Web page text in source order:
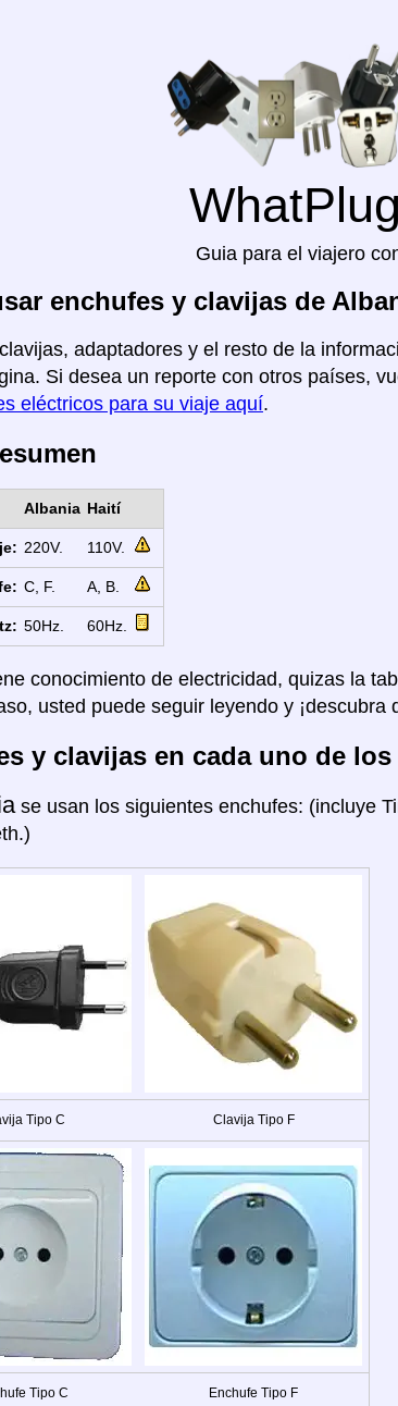
Guia para el viajero
enchufes y clavijas de
adaptadores y el resto de la
Si desea un reporte con otros países,
eléctricos para su viaje aquí.
Albania Haití
220V. 110V.
C, F. A, B.
50Hz. 60Hz.
conocimiento de electricidad, quizas la
usted puede seguir leyendo y ¡descubra
y clavijas en cada uno de los
se usan los siguientes enchufes: (incluye
Tipo C Clavija Tipo F
Tipo C Enchufe Tipo F